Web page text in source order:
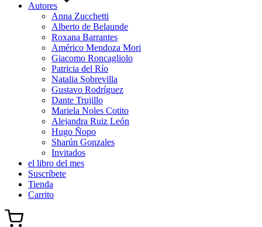
Autores
Anna Zucchetti
Alberto de Belaunde
Roxana Barrantes
Américo Mendoza Mori
Giacomo Roncagliolo
Patricia del Río
Natalia Sobrevilla
Gustavo Rodríguez
Dante Trujillo
Mariela Noles Cotito
Alejandra Ruiz León
Hugo Ñopo
Sharún Gonzales
Invitados
el libro del mes
Suscríbete
Tienda
Carrito